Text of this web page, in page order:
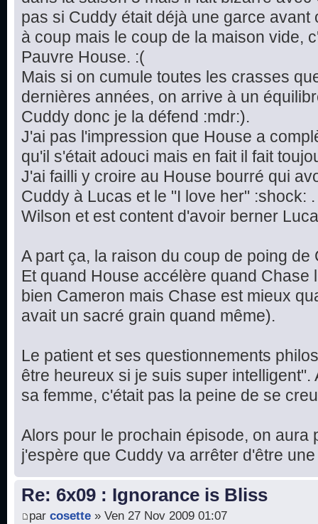
pas si Cuddy était déjà une garce avant
à coup mais le coup de la maison vide,
Pauvre House. :(
Mais si on cumule toutes les crasses
dernières années, on arrive à un
Cuddy donc je la défend :mdr:).
J'ai pas l'impression que House a
qu'il s'était adouci mais en fait il fait
J'ai failli y croire au House bourré qui
Cuddy à Lucas et le "I love her" :shock:
Wilson et est content d'avoir berner
A part ça, la raison du coup de poing de
Et quand House accélère quand Chase
bien Cameron mais Chase est mieux
avait un sacré grain quand même).
Le patient et ses questionnements
être heureux si je suis super intelligent".
sa femme, c'était pas la peine de se
Alors pour le prochain épisode, on aura
j'espère que Cuddy va arrêter d'être
Re: 6x09 : Ignorance is Bliss
par cosette » Ven 27 Nov 2009 01:07